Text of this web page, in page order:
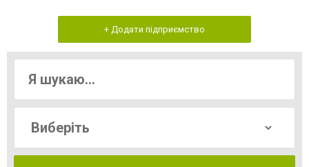
+ Додати підприємство